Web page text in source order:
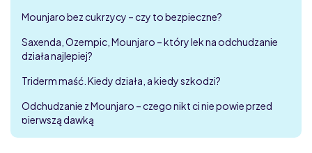
Mounjaro bez cukrzycy – czy to bezpieczne?
Saxenda, Ozempic, Mounjaro – który lek na odchudzanie
działa najlepiej?
Triderm maść. Kiedy działa, a kiedy szkodzi?
Odchudzanie z Mounjaro – czego nikt ci nie powie przed
pierwszą dawką